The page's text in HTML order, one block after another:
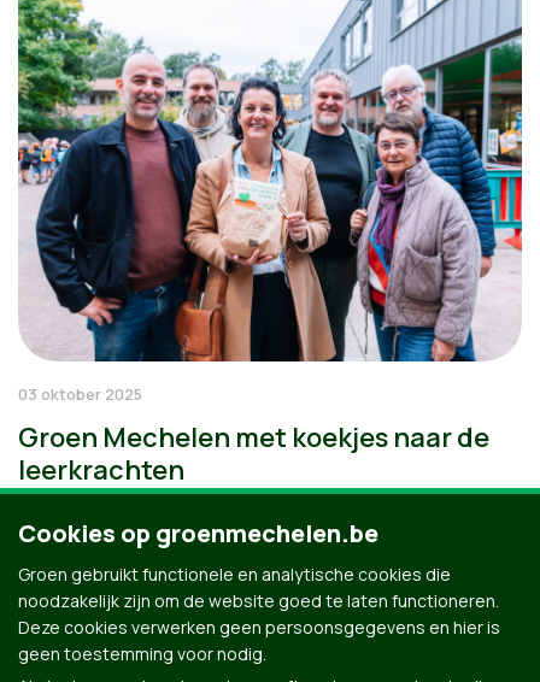
03 oktober 2025
Groen Mechelen met koekjes naar de
leerkrachten
Cookies op groenmechelen.be
Groen gebruikt functionele en analytische cookies die
noodzakelijk zijn om de website goed te laten functioneren.
Deze cookies verwerken geen persoonsgegevens en hier is
geen toestemming voor nodig.